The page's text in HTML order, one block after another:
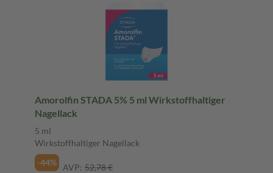
Amorolfin STADA 5% 5 ml Wirkstoffhaltiger
Nagellack
5 ml
Wirkstoffhaltiger Nagellack
-44%
AVP: 52,78 €